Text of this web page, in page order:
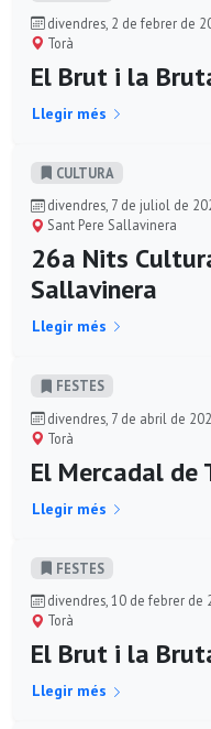
divendres, 2 de febrer de
Torà
El Brut i la
Llegir més
CULTURA
divendres, 7 de juliol de
Sant Pere Sallavinera
26a Nits
Sallavinera
Llegir més
FESTES
divendres, 7 de abril de
Torà
El Mercadal de
Llegir més
FESTES
divendres, 10 de febrer de
Torà
El Brut i la
Llegir més